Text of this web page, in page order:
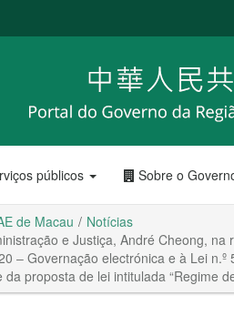
públicos Sobre o
de Macau
Notícias
e Justiça, André Cheong,
‒ Governação electrónica e à Lei
proposta de lei intitulada “Regime